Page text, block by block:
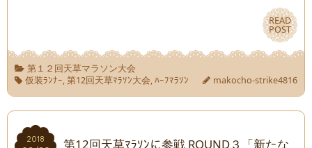
READ
POST
READ
POST
第１２回天草マラソン大会
仮装ﾗﾝﾅｰ,第12回天草ﾏﾗｿﾝ大会,ﾊｰﾌﾏﾗｿﾝ makocho-strike4816
2018
2018
第12回天草ﾏﾗｿﾝに参戦 ROUND３「新たな